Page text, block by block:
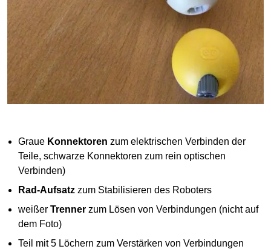
Graue Konnektoren zum elektrischen Verbinden der
Teile, schwarze Konnektoren zum rein optischen
Verbinden)
Rad-Aufsatzzum Stabilisieren des Roboters
weißer Trennerzum Lösen von Verbindungen (nicht auf
dem Foto)
Teil mit 5 Löchern zum Verstärken von Verbindungen